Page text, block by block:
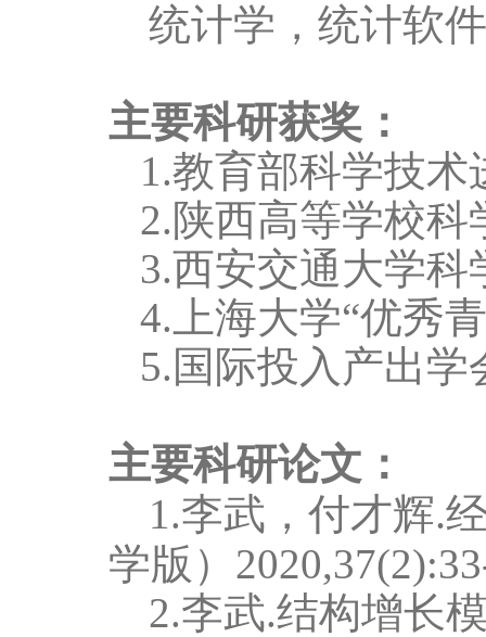
统计学，统计软
主要科研获奖：
1.教育部科学技术
2.陕西高等学校科
3.西安交通大学科
4.上海大学“优秀
5.国际投入产出学
主要科研论文：
1.李武，付才辉.
学版） 2020,
2.李武.结构增长